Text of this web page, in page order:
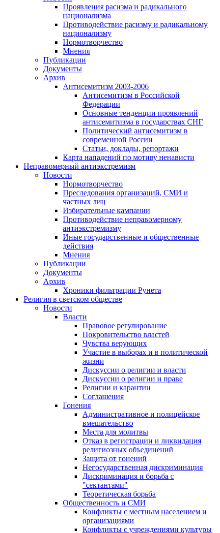
Проявления расизма и радикального
национализма
Противодействие расизму и радикальному
национализму
Нормотворчество
Мнения
Публикации
Документы
Архив
Антисемитизм 2003-2006
Антисемитизм в Российской
Федерации
Основные тенденции проявлений
антисемитизма в государствах СНГ
Политический антисемитизм в
современной России
Статьи, доклады, репортажи
Карта нападений по мотиву ненависти
Неправомерный антиэкстремизм
Новости
Нормотворчество
Преследования организаций, СМИ и
частных лиц
Избирательные кампании
Противодействие неправомерному
антиэкстремизму
Иные государственные и общественные
действия
Мнения
Публикации
Документы
Архив
Хроники фильтрации Рунета
Религия в светском обществе
Новости
Власти
Правовое регулирование
Покровительство властей
Чувства верующих
Участие в выборах и в политической
жизни
Дискуссии о религии и власти
Дискуссии о религии и праве
Религии и карантин
Соглашения
Гонения
Административное и полицейское
вмешательство
Места для молитвы
Отказ в регистрации и ликвидация
религиозных объединений
Защита от гонений
Негосударственная дискриминация
Дискриминация и борьба с
"сектантами"
Теоретическая борьба
Общественность и СМИ
Конфликты с местным населением и
организациями
Конфликты с учреждениями культуры